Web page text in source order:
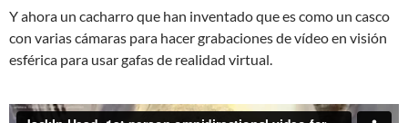
Y ahora un cacharro que han inventado que es como un casco
con varias cámaras para hacer grabaciones de vídeo en visión
esférica para usar gafas de realidad virtual.